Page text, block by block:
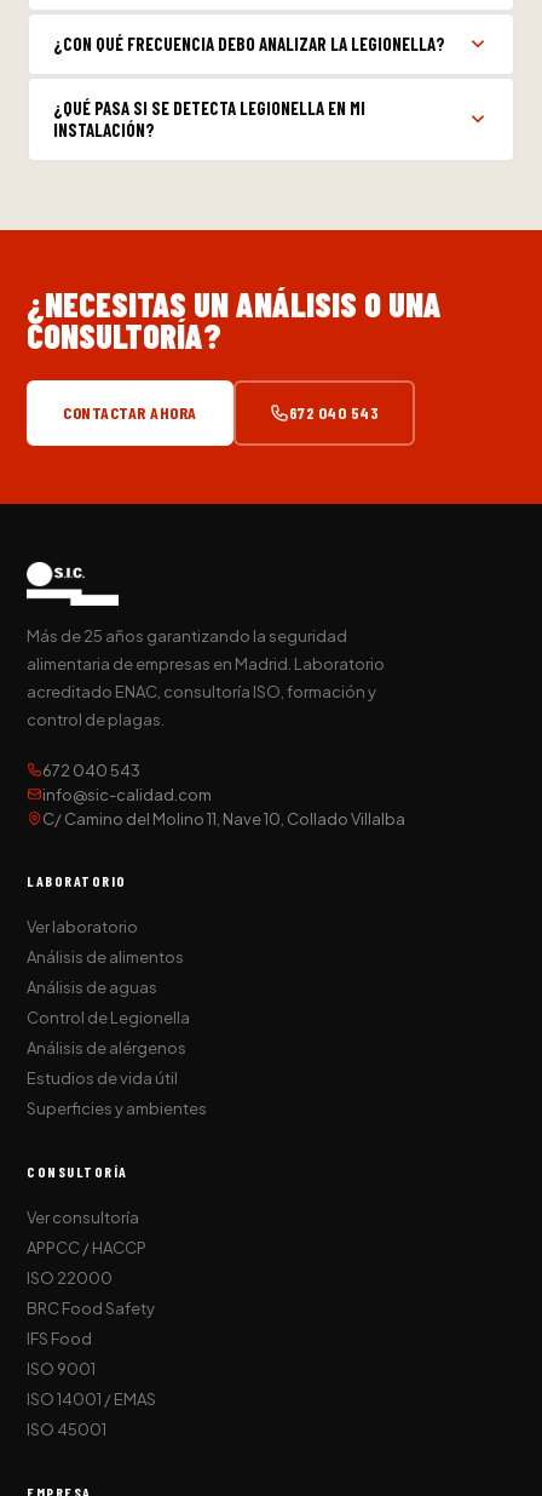
¿CON QUÉ FRECUENCIA DEBO ANALIZAR LA LEGIONELLA?
¿QUÉ PASA SI SE DETECTA LEGIONELLA EN MI
INSTALACIÓN?
¿NECESITAS UN ANÁLISIS O UNA
CONSULTORÍA?
CONTACTAR AHORA 672 040 543
Más de 25 años garantizando la seguridad
alimentaria de empresas en Madrid. Laboratorio
acreditado ENAC, consultoría ISO, formación y
control de plagas.
672 040 543
info@sic-calidad.com
C/ Camino del Molino 11, Nave 10, Collado Villalba
LABORATORIO
Ver laboratorio
Análisis de alimentos
Análisis de aguas
Control de Legionella
Análisis de alérgenos
Estudios de vida útil
Superficies y ambientes
CONSULTORÍA
Ver consultoría
APPCC / HACCP
ISO 22000
BRC Food Safety
IFS Food
ISO 9001
ISO 14001 / EMAS
ISO 45001
EMPRESA